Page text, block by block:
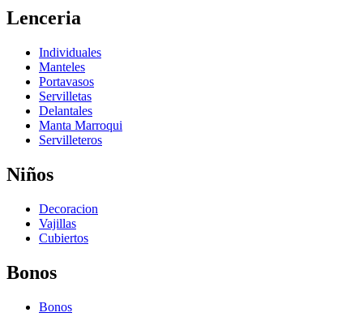
Lenceria
Individuales
Manteles
Portavasos
Servilletas
Delantales
Manta Marroqui
Servilleteros
Niños
Decoracion
Vajillas
Cubiertos
Bonos
Bonos